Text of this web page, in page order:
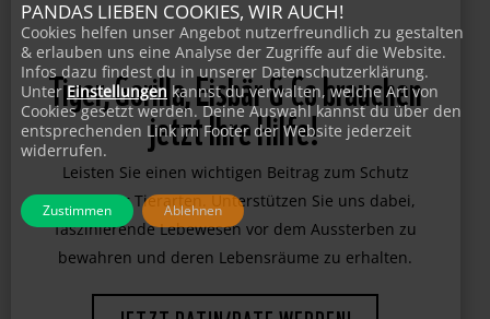
Tiger, Gorilla, Eisbär & Co brauchen
jetzt Ihre Hilfe!
Leisten Sie einen wichtigen Beitrag zum Schutz
bedrohter Tierarten. Unterstützen Sie uns dabei,
faszinierende Lebewesen vor dem Aussterben zu
PANDAS LIEBEN COOKIES, WIR AUCH!
Cookies helfen unser Angebot nutzerfreundlich zu gestalten
& erlauben uns eine Analyse der Zugriffe auf die Website.
Infos dazu findest du in unserer Datenschutzerklärung.
UnterEinstellungen kannst du verwalten, welche Art von
Cookies gesetzt werden. Deine Auswahl kannst du über den
entsprechenden Link im Footer der Website jederzeit
widerrufen.
Zustimmen Ablehnen